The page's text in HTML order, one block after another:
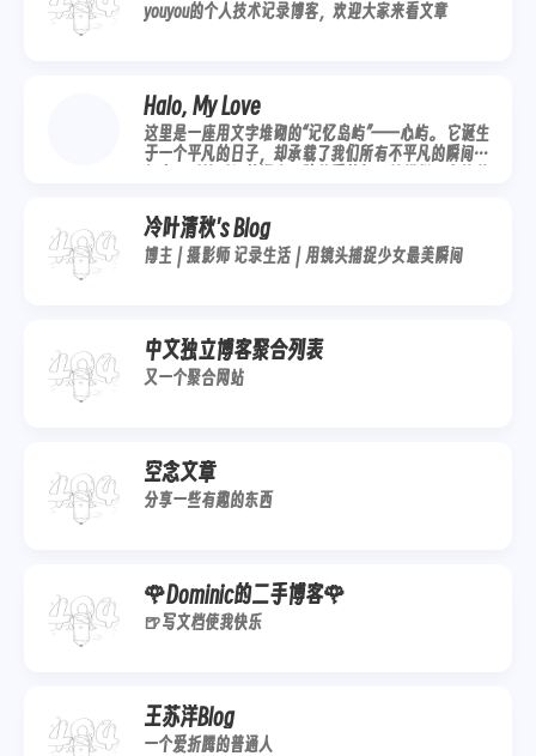
youyou的个人技术记录博客，欢迎大家来看文章
Halo, My Love
这里是一座用文字堆砌的“记忆岛屿”——心屿。 它诞生
于一个平凡的日子，却承载了我们所有不平凡的瞬间。
内容
冷叶清秋's Blog
博主｜摄影师 记录生活｜用镜头捕捉少女最美瞬间
中文独立博客聚合列表
又一个聚合网站
空念文章
分享一些有趣的东西
🌹Dominic的二手博客🌹
🍺写文档使我快乐
王苏洋Blog
一个爱折腾的普通人